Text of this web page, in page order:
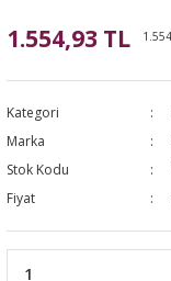
1.554,93 TL
Kategori
Marka
Stok Kodu
Fiyat